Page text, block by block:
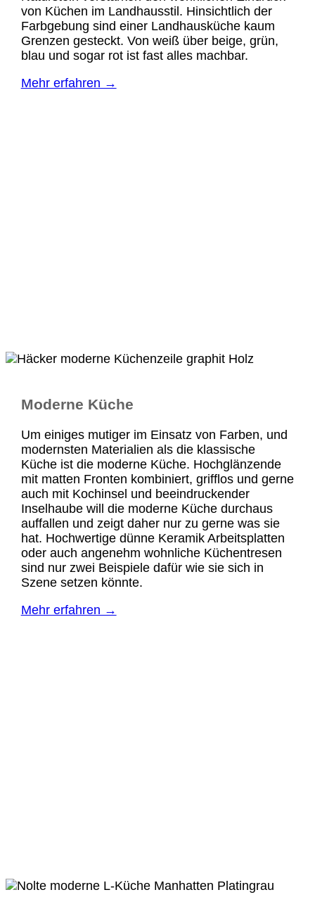
von Küchen im Landhausstil. Hinsichtlich der
Farbgebung sind einer Landhausküche kaum
Grenzen gesteckt. Von weiß über beige, grün,
blau und sogar rot ist fast alles machbar.
Mehr erfahren →
Moderne Küche
Um einiges mutiger im Einsatz von Farben, und
modernsten Materialien als die klassische
Küche ist die moderne Küche. Hochglänzende
mit matten Fronten kombiniert, grifflos und gerne
auch mit Kochinsel und beeindruckender
Inselhaube will die moderne Küche durchaus
auffallen und zeigt daher nur zu gerne was sie
hat. Hochwertige dünne Keramik Arbeitsplatten
oder auch angenehm wohnliche Küchentresen
sind nur zwei Beispiele dafür wie sie sich in
Szene setzen könnte.
Mehr erfahren →